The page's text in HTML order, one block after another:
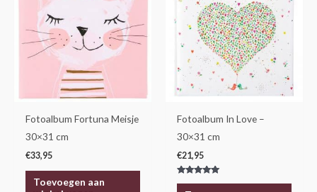
Fotoalbum Fortuna Meisje
30×31 cm
€33,95
Toevoegen aan
Fotoalbum In Love –
30×31 cm
€21,95
Gewaardeerd
5.00